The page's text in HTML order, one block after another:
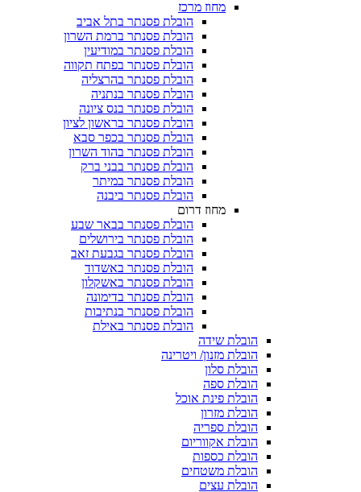
הובלת פסנתר בתל אביב
הובלת פסנתר ברמת השרון
הובלת פסנתר במודיעין
הובלת פסנתר בפתח תקווה
הובלת פסנתר בהרצליה
הובלת פסנתר בנתניה
הובלת פסנתר בנס ציונה
הובלת פסנתר בראשון לציון
הובלת פסנתר בכפר סבא
הובלת פסנתר בהוד השרון
הובלת פסנתר בבני ברק
הובלת פסנתר במיתר
הובלת פסנתר ביבנה
הובלת פסנתר בבאר שבע
הובלת פסנתר בירושלים
הובלת פסנתר בגבעת זאב
הובלת פסנתר באשדוד
הובלת פסנתר באשקלון
הובלת פסנתר בדימונה
הובלת פסנתר בנתיבות
הובלת פסנתר באילת
הובלת מזנון/ ויטרינה